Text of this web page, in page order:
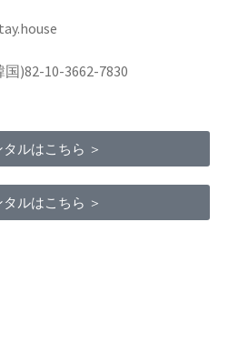
)82-10-3662-7830
タルはこちら ＞
タルはこちら ＞